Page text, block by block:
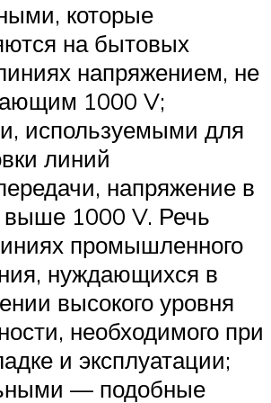
которые
на бытовых
напряжением, не
1000 V;
используемыми для
линий
напряжение в
выше 1000 V. Речь
промышленного
нуждающихся в
высокого уровня
необходимого при
и эксплуатации;
— подобные